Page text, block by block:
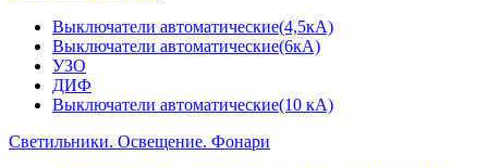
Выключатели автоматические(4,5кА)
Выключатели автоматические(6кА)
УЗО
ДИФ
Выключатели автоматические(10 кА)
Светильники. Освещение. Фонари